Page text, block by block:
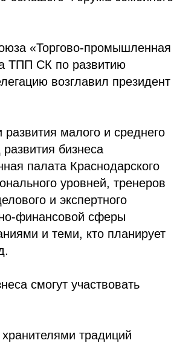
«Торгово-промышленная
ТПП СК по развитию
возглавил президент
малого и среднего
бизнеса
палата Краснодарского
уровней, тренеров
и экспертного
финансовой сферы
и теми, кто планирует
смогут участвовать
традиций